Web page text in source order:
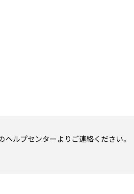
ルプセンターよりご連絡ください。